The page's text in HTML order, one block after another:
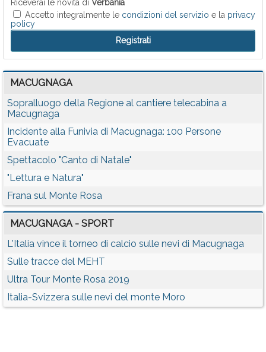
Riceverai le novità di Verbania
Accetto integralmente le condizioni del servizio e la privacy
policy
MACUGNAGA
Sopralluogo della Regione al cantiere telecabina a
Macugnaga
Incidente alla Funivia di Macugnaga: 100 Persone
Evacuate
Spettacolo "Canto di Natale"
"Lettura e Natura"
Frana sul Monte Rosa
MACUGNAGA - SPORT
L'Italia vince il torneo di calcio sulle nevi di Macugnaga
Sulle tracce del MEHT
Ultra Tour Monte Rosa 2019
Italia-Svizzera sulle nevi del monte Moro